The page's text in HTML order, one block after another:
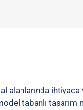
alanlarında
tabanlı